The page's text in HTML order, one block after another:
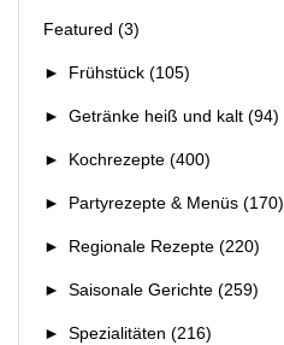
Featured (3)
► Frühstück (105)
► Getränke heiß und kalt (94)
► Kochrezepte (400)
► Partyrezepte & Menüs (170)
► Regionale Rezepte (220)
► Saisonale Gerichte (259)
► Spezialitäten (216)